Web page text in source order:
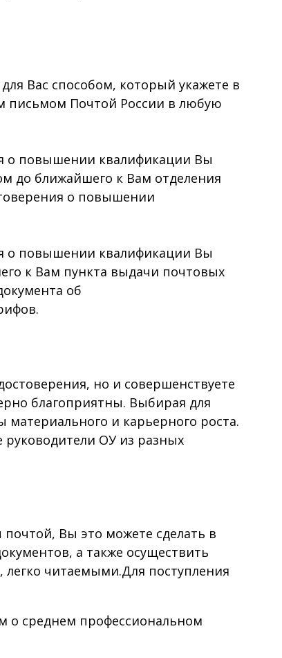
Вас способом, который укажете в
письмом Почтой России в любую
о повышении квалификации Вы
до ближайшего к Вам отделения
о повышении
о повышении квалификации Вы
к Вам пункта выдачи почтовых
об
но и совершенствуете
благоприятны. Выбирая для
и карьерного роста.
ОУ из разных
Вы это можете сделать в
а также осуществить
читаемыми.Для поступления
о среднем профессиональном